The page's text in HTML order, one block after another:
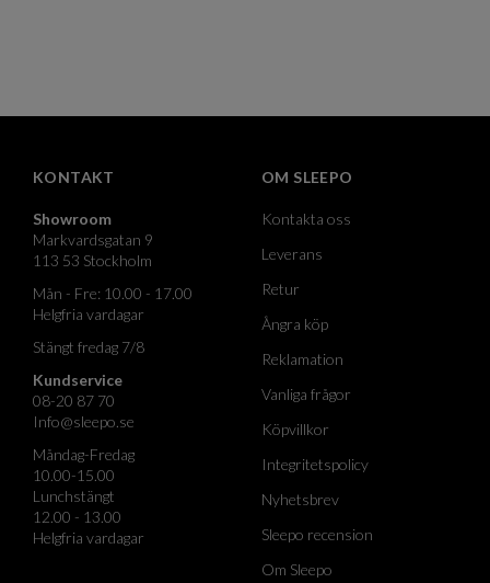
KONTAKT
Showroom
Markvardsgatan 9
113 53 Stockholm
Mån - Fre: 10.00 - 17.00
Helgfria vardagar
Stängt fredag 7/8
Kundservice
08-20 87 70
Info@sleepo.se
Måndag-Fredag
10.00-15.00
Lunchstängt
12.00 - 13.00
Helgfria vardagar
OM SLEEPO
Kontakta oss
Leverans
Retur
Ångra köp
Reklamation
Vanliga frågor
Köpvillkor
Integritetspolicy
Nyhetsbrev
Sleepo recension
Om Sleepo